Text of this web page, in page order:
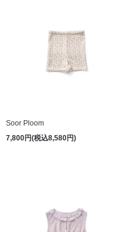
Soor Ploom
7,800円(税込8,580円)